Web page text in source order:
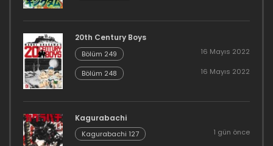
20th Century Boys
Bölüm 249 16 Mayıs 2022
Bölüm 248 16 Mayıs 2022
Kagurabachi
Kagurabachi 127 1 gün önce